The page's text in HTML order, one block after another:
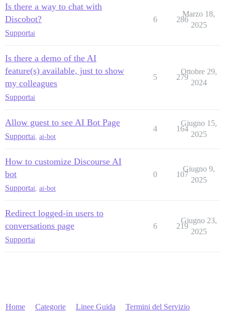
Is there a way to chat with
Discobot?
Supportai
6 286
Marzo 18,
2025
Is there a demo of the AI
feature(s) available, just to show
my colleagues
Supportai
5 279
Ottobre 29,
2024
Allow guest to see AI Bot Page
Supportai ai-bot
4 164
Giugno 15,
2025
How to customize Discourse AI
bot
Supportai ai-bot
0 107
Giugno 9,
2025
Redirect logged-in users to
conversations page
Supportai
6 219
Giugno 23,
2025
Home Categorie Linee Guida Termini del Servizio